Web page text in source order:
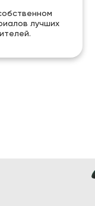
лучших